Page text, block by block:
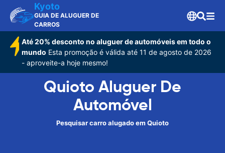
Kyoto
GUIA DE ALUGUER DE
CARROS
Até 20% desconto no aluguer de automóveis em todo o
mundo Esta promoção é válida até 11 de agosto de 2026
- aproveite-a hoje mesmo!
Quioto Aluguer De
Automóvel
Pesquisar carro alugado em Quioto